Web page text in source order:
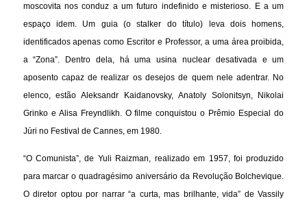
moscovita nos conduz a um futuro indefinido e misterioso. E a um
espaço idem. Um guia (o stalker do título) leva dois homens,
identificados apenas como Escritor e Professor, a uma área proibida,
a “Zona”. Dentro dela, há uma usina nuclear desativada e um
aposento capaz de realizar os desejos de quem nele adentrar. No
elenco, estão Aleksandr Kaidanovsky, Anatoly Solonitsyn, Nikolai
Grinko e Alisa Freyndlikh. O filme conquistou o Prêmio Especial do
Júri no Festival de Cannes, em 1980.
“O Comunista”, de Yuli Raizman, realizado em 1957, foi produzido
para marcar o quadragésimo aniversário da Revolução Bolchevique.
O diretor optou por narrar “a curta, mas brilhante, vida” de Vassily